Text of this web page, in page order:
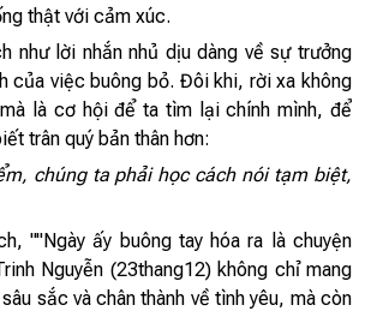
thật với cảm xúc.
như lời nhắn nhủ dịu dàng về sự trưởng
của việc buông bỏ. Đôi khi, rời xa không
là cơ hội để ta tìm lại chính mình, để
trân quý bản thân hơn:
chúng ta phải học cách nói tạm biệt,
""Ngày ấy buông tay hóa ra là chuyện
Nguyễn (23thang12) không chỉ mang
sắc và chân thành về tình yêu, mà còn